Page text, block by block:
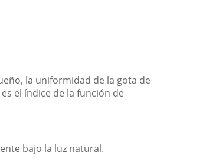
la uniformidad de la gota de
el índice de la función de
bajo la luz natural.